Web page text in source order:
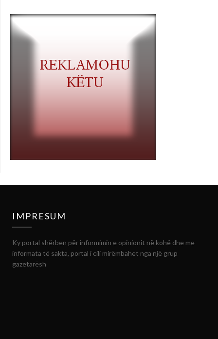
IMPRESUM
Ky portal shërben për informimin e opinionit në kohë dhe me
informata të sakta, portal i cili mirëmbahet nga një grup
gazetarësh